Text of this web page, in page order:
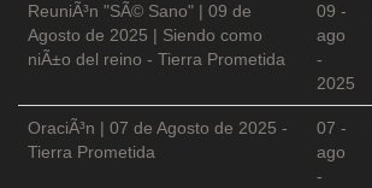
ReuniÃ³n "SÃ© Sano" | 09 de
Agosto de 2025 | Siendo como
niÃ±o del reino - Tierra Prometida
09 -
ago
-
2025
OraciÃ³n | 07 de Agosto de 2025 -
Tierra Prometida
07 -
ago
-